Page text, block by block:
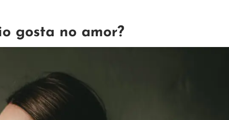
gosta no amor?